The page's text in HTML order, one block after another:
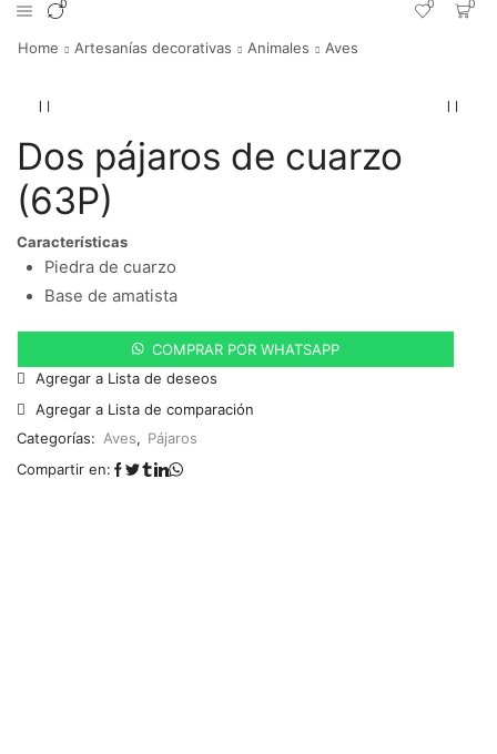
0 0 0
Home Artesanías decorativas Animales Aves
Dos pájaros de cuarzo
(63P)
Características
Piedra de cuarzo
Base de amatista
COMPRAR POR WHATSAPP
Agregar a Lista de deseos
Agregar a Lista de comparación
Categorías: Aves, Pájaros
Compartir en: